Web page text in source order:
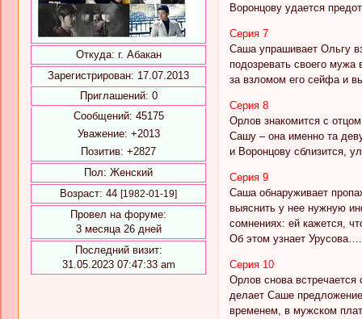
Откуда: г. Абакан
Зарегистрирован: 17.07.2013
Приглашений: 0
Сообщений: 45175
Уважение: +2013
Позитив: +2827
Пол: Женский
Возраст: 44 [1982-01-19]
Провел на форуме:
3 месяца 26 дней
Последний визит:
31.05.2023 07:47:33 am
Воронцову удается
Серия 7
Саша упрашивает Ольгу
подозревать своего
за взломом его сейфа и
Серия 8
Орлов знакомится с
Сашу – она именно та
и Воронцову сблизится,
Серия 9
Саша обнаруживает
выяснить у нее нужную
сомнениях: ей кажется,
Об этом узнает Урусова….
Серия 10
Орлов снова
делает Саше
временем, в мужском